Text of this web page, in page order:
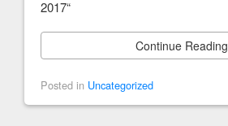
2017“
Continue Reading
Posted in Uncategorized